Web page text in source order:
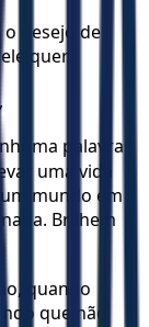
desejo de
quer.
palavra
uma vida
mundo em
Brilhem
quando
que não